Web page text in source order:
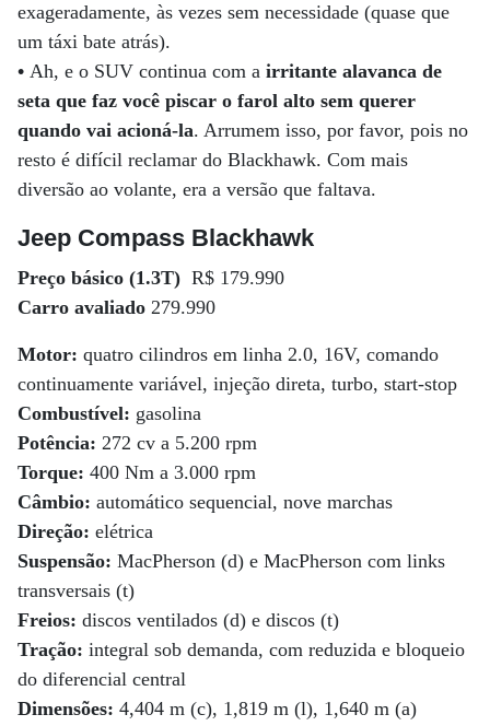
exageradamente, às vezes sem necessidade (quase que
um táxi bate atrás).
• Ah, e o SUV continua com a irritante alavanca de
seta que faz você piscar o farol alto sem querer
quando vai acioná-la. Arrumem isso, por favor, pois no
resto é difícil reclamar do Blackhawk. Com mais
diversão ao volante, era a versão que faltava.
Jeep Compass Blackhawk
Preço básico (1.3T) R$ 179.990
Carro avaliado 279.990
Motor: quatro cilindros em linha 2.0, 16V, comando
continuamente variável, injeção direta, turbo, start-stop
Combustível: gasolina
Potência: 272 cv a 5.200 rpm
Torque: 400 Nm a 3.000 rpm
Câmbio: automático sequencial, nove marchas
Direção: elétrica
Suspensão: MacPherson (d) e MacPherson com links
transversais (t)
Freios: discos ventilados (d) e discos (t)
Tração: integral sob demanda, com reduzida e bloqueio
do diferencial central
Dimensões: 4,404 m (c), 1,819 m (l), 1,640 m (a)